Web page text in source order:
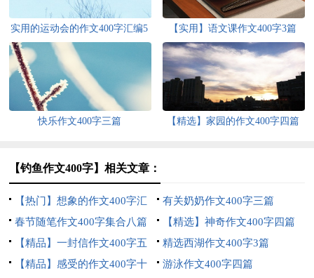
实用的运动会的作文400字汇编5
篇
【实用】语文课作文400字3篇
快乐作文400字三篇 【精选】家园的作文400字四篇
【钓鱼作文400字】相关文章：
【热门】想象的作文400字汇
编8篇
有关奶奶作文400字三篇
春节随笔作文400字集合八篇
【精选】神奇作文400字四篇
【精品】一封信作文400字五
篇
精选西湖作文400字3篇
【精品】感受的作文400字十
游泳作文400字四篇